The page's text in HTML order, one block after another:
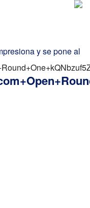
y se pone al